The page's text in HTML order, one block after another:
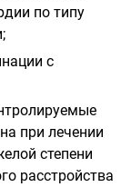
по типу
с
при лечении
степени
расстройства